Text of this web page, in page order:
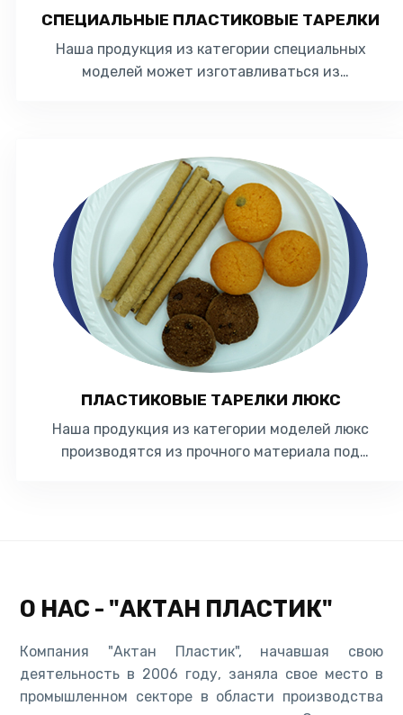
СПЕЦИАЛЬНЫЕ ПЛАСТИКОВЫЕ ТАРЕЛКИ
Наша продукция из категории специальных
моделей может изготавливаться ​​из
ПЛАСТИКОВЫЕ ТАРЕЛКИ ЛЮКС
Наша продукция из категории моделей люкс
производятся из прочного материала под
О НАС - "АКТАН ПЛАСТИК"
Компания "Актан Пластик", начавшая свою
деятельность в 2006 году, заняла свое место в
промышленном секторе в области производства